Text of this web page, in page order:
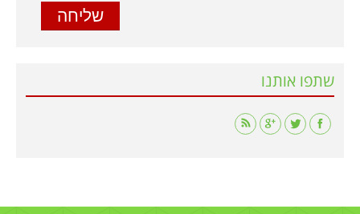
שתפו אותנו
Find us on: